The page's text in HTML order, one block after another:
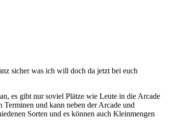
sicher was ich will doch da jetzt bei euch
es gibt nur soviel Plätze wie Leute in die Arcade
und kann neben der Arcade und
Sorten und es können auch Kleinmengen